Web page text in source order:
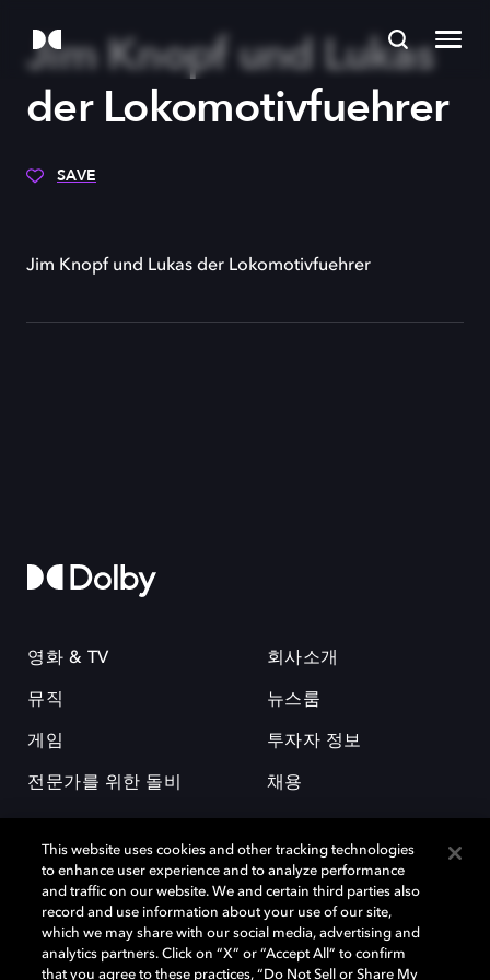
Jim Knopf und Lukas
der Lokomotivfuehrer
SAVE
Jim Knopf und Lukas der Lokomotivfuehrer
영화 & TV
뮤직
게임
전문가를 위한 돌비
회사소개
뉴스룸
투자자 정보
채용
돌비(Dolby)와 double-D 심볼은 미국 및 기타 국가 돌비래버러토리스
(Dolby Laboratories, Inc.)의 등록 및 미등록 상표이다. 그 밖에 다른 자료에
This website uses cookies and other tracking technologies
to enhance user experience and to analyze performance
and traffic on our website. We and certain third parties also
record and use information about your use of our site,
which we may share with our social media, advertising and
analytics partners. Click on “X” or “Accept All” to confirm
that you agree to these practices, “Do Not Sell or Share My